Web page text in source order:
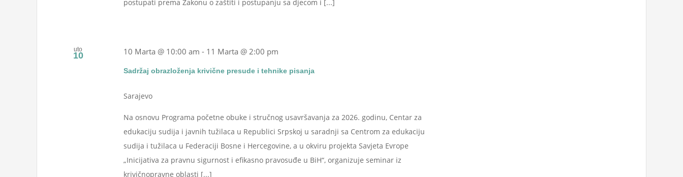
postupati prema Zakonu o zaštiti i postupanju sa djecom i [...]
uto
10
Sadržaj obrazloženja krivične presude i tehnike pisanja
10 Marta @ 10:00 am - 11 Marta @ 2:00 pm
Sarajevo
Na osnovu Programa početne obuke i stručnog usavršavanja za 2026. godinu, Centar za
edukaciju sudija i javnih tužilaca u Republici Srpskoj u saradnji sa Centrom za edukaciju
sudija i tužilaca u Federaciji Bosne i Hercegovine, a u okviru projekta Savjeta Evrope
„Inicijativa za pravnu sigurnost i efikasno pravosuđe u BiH“, organizuje seminar iz
krivičnopravne oblasti [...]